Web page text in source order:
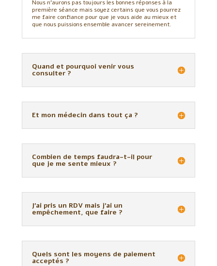
Nous n’aurons pas toujours les bonnes réponses à la
première séance mais soyez certains que vous pourrez
me faire confiance pour que je vous aide au mieux et
que nous puissions ensemble avancer sereinement.
Quand et pourquoi venir vous
consulter ?
Et mon médecin dans tout ça ?
Combien de temps faudra-t-il pour
que je me sente mieux ?
J'ai pris un RDV mais j'ai un
empêchement, que faire ?
Quels sont les moyens de paiement
acceptés ?